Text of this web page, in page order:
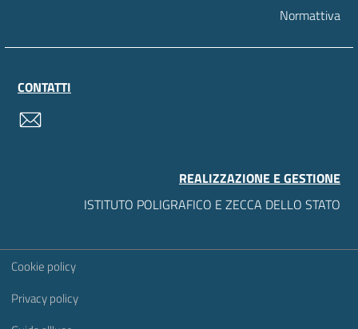
Normattiva
CONTATTI
REALIZZAZIONE E GESTIONE
ISTITUTO POLIGRAFICO E ZECCA DELLO STATO
Sezione Link Utili
Cookie policy
Privacy policy